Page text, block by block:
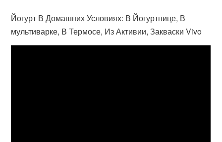
Йогурт В Домашних Условиях: В Йогуртнице, В
мультиварке, В Термосе, Из Активии, Закваски Vivo